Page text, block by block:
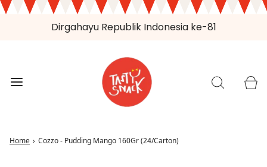
Dirgahayu Republik Indonesia ke-81
Home › Cozzo - Pudding Mango 160Gr (24/Carton)